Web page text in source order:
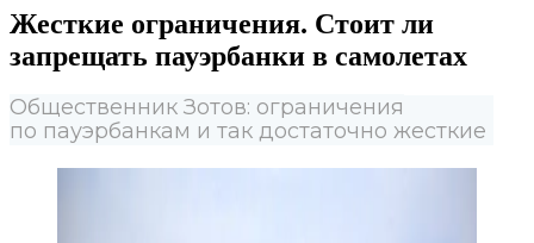
Жесткие ограничения. Стоит ли
запрещать пауэрбанки в самолетах
Общественник Зотов: ограничения
по пауэрбанкам и так достаточно жесткие